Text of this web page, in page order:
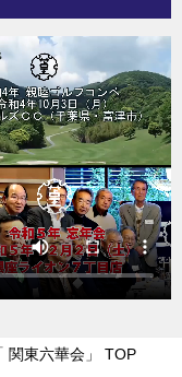
東六華会」 TOP